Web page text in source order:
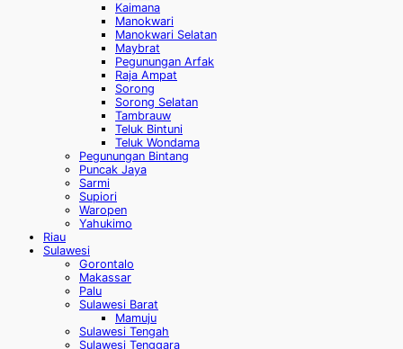
Kaimana
Manokwari
Manokwari Selatan
Maybrat
Pegunungan Arfak
Raja Ampat
Sorong
Sorong Selatan
Tambrauw
Teluk Bintuni
Teluk Wondama
Pegunungan Bintang
Puncak Jaya
Sarmi
Supiori
Waropen
Yahukimo
Riau
Sulawesi
Gorontalo
Makassar
Palu
Sulawesi Barat
Mamuju
Sulawesi Tengah
Sulawesi Tenggara